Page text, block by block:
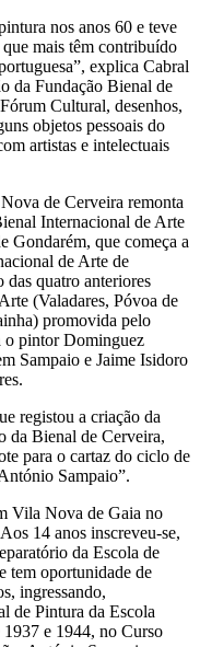
nos anos 60 e teve
mais têm contribuído
explica Cabral
da Fundação Bienal de
Cultural, desenhos,
objetos pessoais do
artistas e intelectuais
de Cerveira remonta
Internacional de Arte
Gondarém, que começa a
de Arte de
das quatro anteriores
(Valadares, Póvoa de
promovida pelo
o pintor Dominguez
Sampaio e Jaime Isidoro
registou a criação da
da Bienal de Cerveira,
para o cartaz do ciclo de
Sampaio”.
Vila Nova de Gaia no
14 anos inscreveu-se,
da Escola de
tem oportunidade de
ingressando,
de Pintura da Escola
e 1944, no Curso